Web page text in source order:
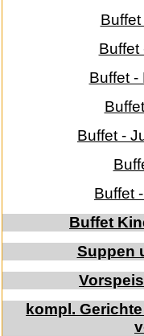
Buffet
Buffet -
Buffet -
Buffet
Buffet
Suppen
kompl.